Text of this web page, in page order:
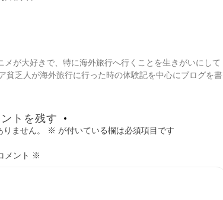
メが大好きで、特に海外旅行へ行くことを生きがいにして
貧乏人が海外旅行に行った時の体験記を中心にブログを書
トを残す
ません。 ※ が付いている欄は必須項目です
メント ※